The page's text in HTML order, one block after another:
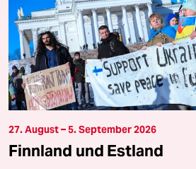
27. August – 5. September 2026
Finnland und Estland